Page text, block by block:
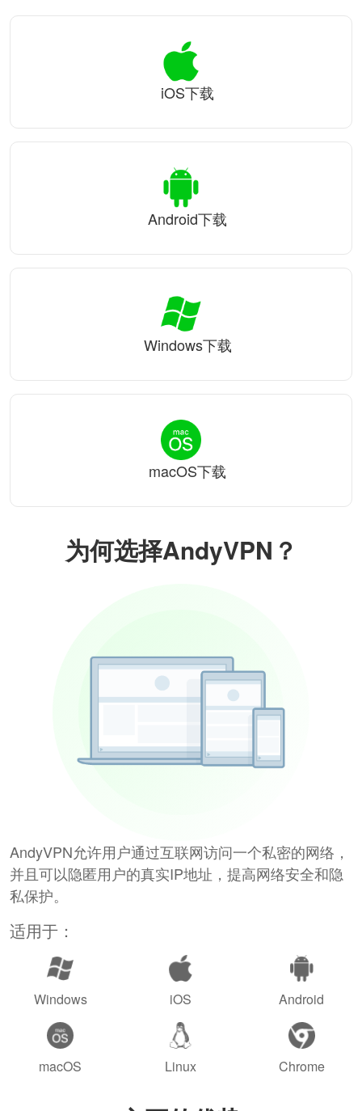
为何选择AndyVPN？
AndyVPN允许用户通过互联网访问一个私密的网络，
并且可以隐匿用户的真实IP地址，提高网络安全和隐
私保护。
适用于：
Windows iOS Android
macOS Linux Chrome
iOS下载
Android下载
Windows下载
macOS下载